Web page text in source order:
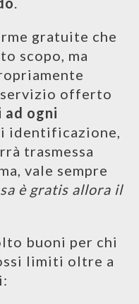
gratuite che
scopo, ma
offerto
ad ogni
identificazione,
trasmessa
vale sempre
è gratis allora il
buoni per chi
limiti oltre a